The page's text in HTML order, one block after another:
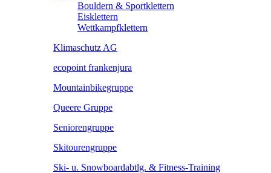
Bouldern & Sportklettern
Eisklettern
Wettkampfklettern
Klimaschutz AG
ecopoint frankenjura
Mountainbikegruppe
Queere Gruppe
Seniorengruppe
Skitourengruppe
Ski- u. Snowboardabtlg. & Fitness-Training